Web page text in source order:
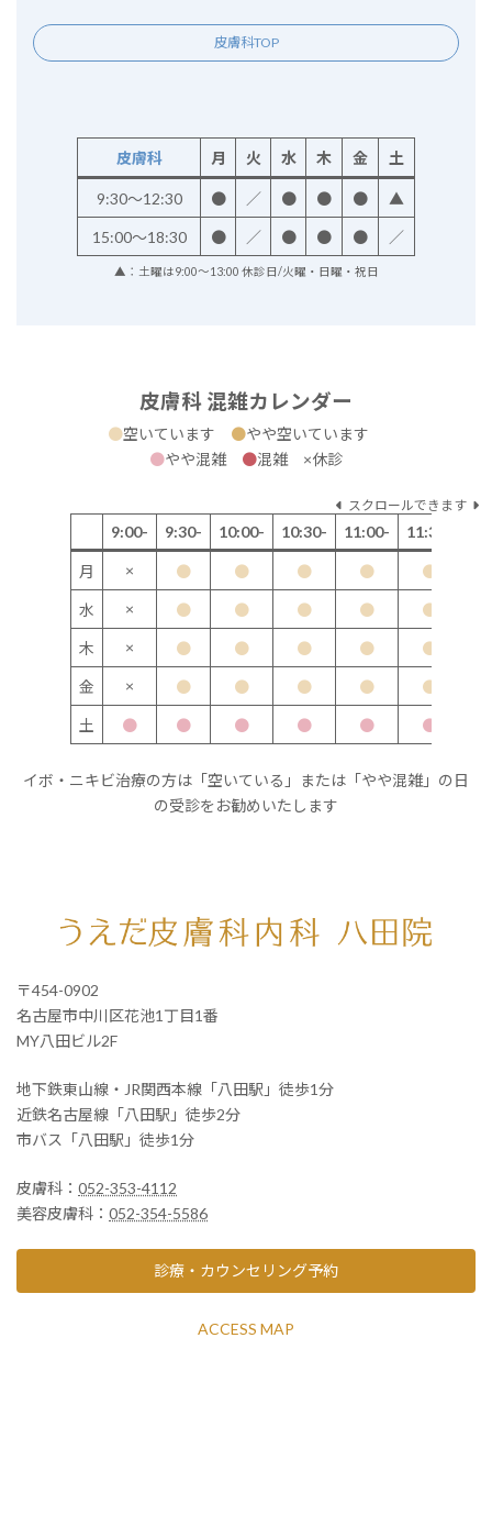
皮膚科TOP
皮膚科 月 火 水 木 金 土
9:30～12:30 ● ／ ● ● ● ▲
15:00～18:30 ● ／ ● ● ● ／
▲：土曜は9:00～13:00 休診日/火曜・日曜・祝日
皮膚科 混雑カレンダー
●空いています ●やや空いています
●やや混雑 ●混雑 ×休診
スクロールできます
9:00- 9:30- 10:00- 10:30- 11:00- 11:30-
月 × ● ● ● ● ●
水 × ● ● ● ● ●
木 × ● ● ● ● ●
金 × ● ● ● ● ●
土 ● ● ● ● ● ●
イボ・ニキビ治療の方は「空いている」または「やや混雑」の日
の受診をお勧めいたします
〒454-0902
名古屋市中川区花池1丁目1番
MY八田ビル2F
地下鉄東山線・JR関西本線「八田駅」徒歩1分
近鉄名古屋線「八田駅」徒歩2分
市バス「八田駅」徒歩1分
皮膚科： 052-353-4112
美容皮膚科： 052-354-5586
診療・カウンセリング予約
ACCESS MAP